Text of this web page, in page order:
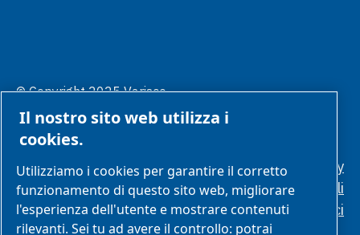
© Copyright 2025 Varisco.
Tutti i diritti sono riservati.
preferenze
Politica sulla privacy
Condizioni generali
Standard etici
Il nostro sito web utilizza i
cookies.
Utilizziamo i cookies per garantire il corretto
funzionamento di questo sito web, migliorare
l'esperienza dell'utente e mostrare contenuti
rilevanti. Sei tu ad avere il controllo: potrai